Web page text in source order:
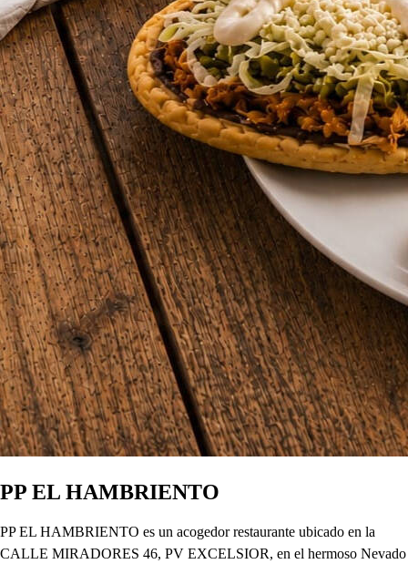
PP EL HAMBRIENTO
PP EL HAMBRIENTO es un acogedor restaurante ubicado en la
CALLE MIRADORES 46, PV EXCELSIOR, en el hermoso Nevado